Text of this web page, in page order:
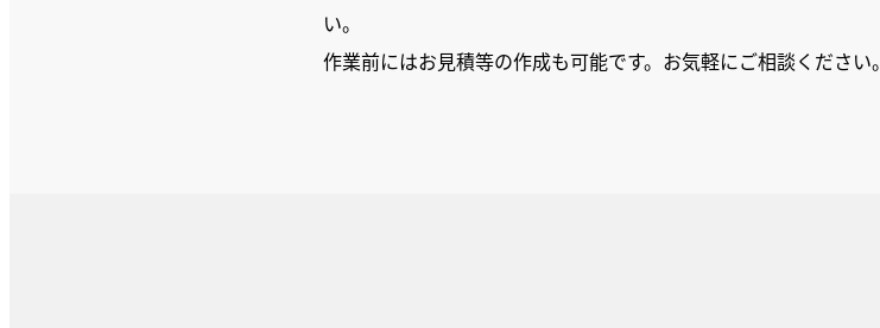
い。
作業前にはお見積等の作成も可能です。お気軽にご相談ください。